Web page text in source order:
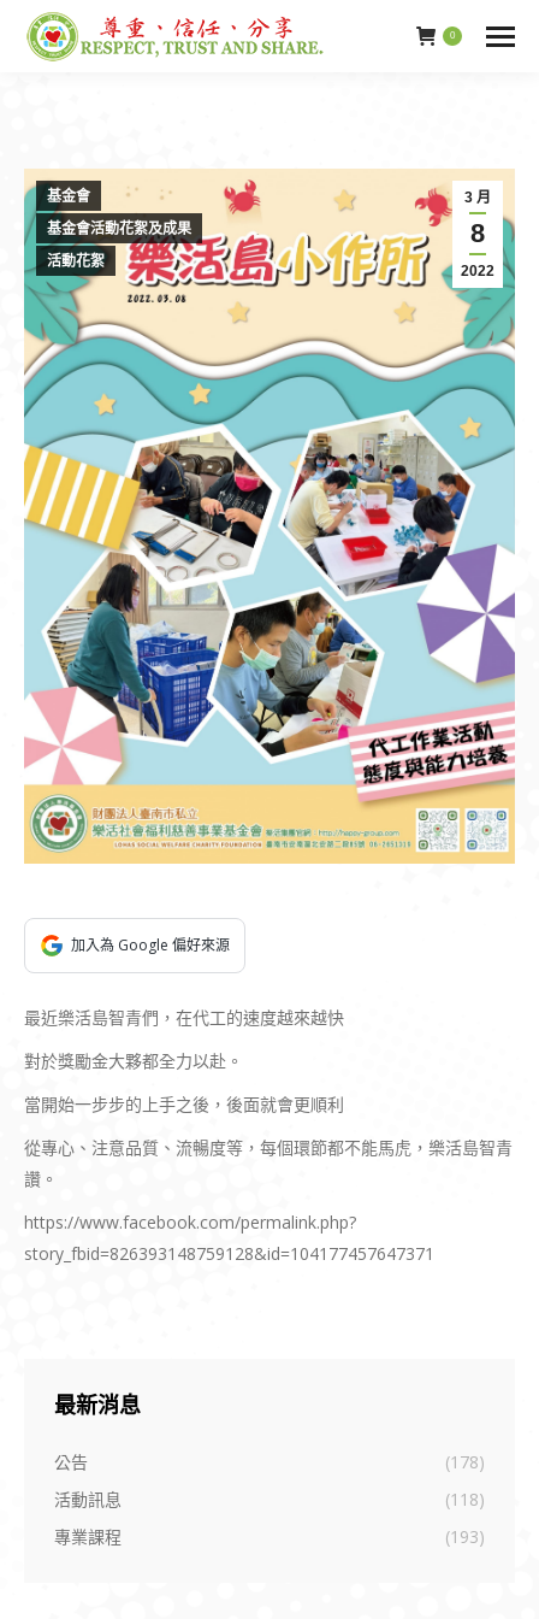
0
3 月
8
2022
基金會
基金會活動花絮及成果
活動花絮
加入為 Google 偏好來源
最近樂活島智青們，在代工的速度越來越快
對於獎勵金大夥都全力以赴。
當開始一步步的上手之後，後面就會更順利
從專心、注意品質、流暢度等，每個環節都不能馬虎，樂活島智青
讚。
https://www.facebook.com/permalink.php?
story_fbid=826393148759128&id=104177457647371
最新消息
公告
(178)
活動訊息
(118)
專業課程
(193)